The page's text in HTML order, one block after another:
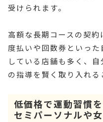
受けられます。
高額な長期コースの契
度払いや回数券といっ
している店舗も多く、
の指導を賢く取り入れる
低価格で運動習慣
セミパーソナルや